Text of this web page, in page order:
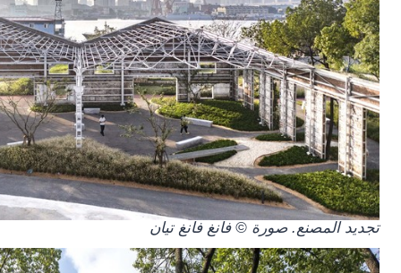
تجديد المصنع. صورة © فانغ فانغ تيان